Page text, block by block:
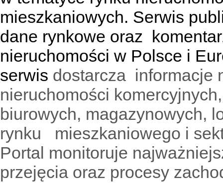
mieszkaniowych. Serwis
dane rynkowe oraz
nieruchomości w Polsce i
serwis dostarcza informacje
nieruchomości
biurowych, magazynowych,
rynku mieszkaniowego i
Portal monitoruje
przejęcia oraz procesy